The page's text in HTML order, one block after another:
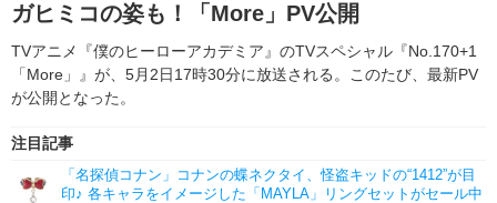
イベント 海外
ビジネス
書評 イベント
ゲーム 座談会
アニメ！アニメ！TV ABEMA Cafe
ガヒミコの姿も！「More」PV公開
TVアニメ『僕のヒーローアカデミア』のTVスペシャル『No.170+1
「More」』が、5月2日17時30分に放送される。このたび、最新PV
が公開となった。
注目記事
「名探偵コナン」コナンの蝶ネクタイ、怪盗キッドの“1412”が目
印♪ 各キャラをイメージした「MAYLA」リングセットがセール中